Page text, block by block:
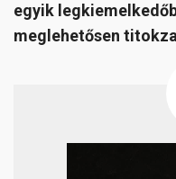
egyik
meglehetősen